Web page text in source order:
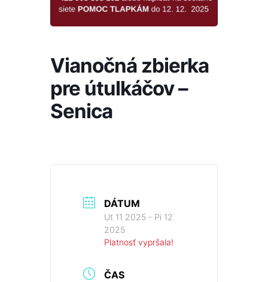
Vianočná zbierka
pre útulkáčov –
Senica
DÁTUM
Ut 11 2025 - Pi 12
2025
Platnosť vypršala!
ČAS